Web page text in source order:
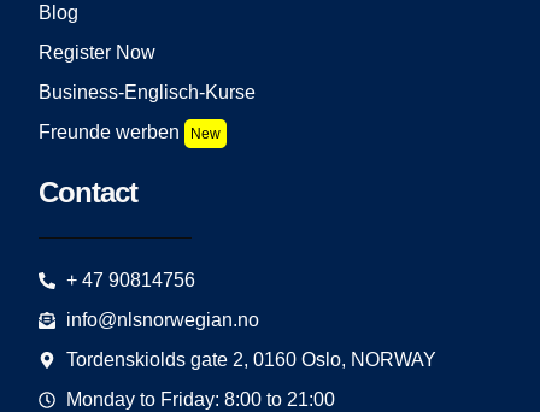
Blog
Register Now
Business-Englisch-Kurse
Freunde werben
New
Contact
+ 47 90814756
info@nlsnorwegian.no
Tordenskiolds gate 2, 0160 Oslo, NORWAY
Monday to Friday: 8:00 to 21:00